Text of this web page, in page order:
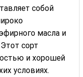
собой
масла и
сорт
и хорошей
условиях.